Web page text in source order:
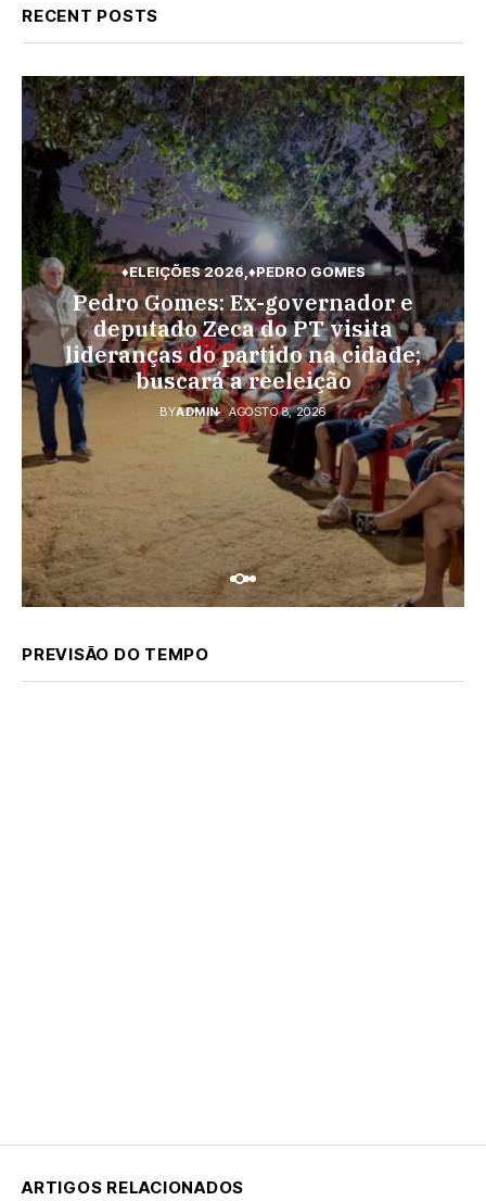
RECENT POSTS
♦PEDRO GOMES ♦POLÍCIA
Pedro Gomes: URGENTE: Jovem é
morto na região do Cascalho;
polícia no local
ADMIN AGOSTO 8, 2026
♦ELEIÇÕES 2026 ♦PEDRO GOMES
Pedro Gomes: Ex-governador e
deputado Zeca do PT visita
lideranças do partido na cidade;
buscará a reeleição
BYADMIN AGOSTO 8, 2026
♦ESPORTES
Vini Jr. torna-se o brasileiro mais
bem pago; veja o top 10
BYADMIN AGOSTO 7, 2026
PREVISÃO DO TEMPO
ARTIGOS RELACIONADOS